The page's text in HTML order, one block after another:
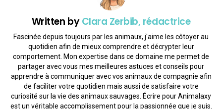
Written byClara Zerbib, rédactrice
Fascinée depuis toujours par les animaux, j'aime les côtoyer au
quotidien afin de mieux comprendre et décrypter leur
comportement. Mon expertise dans ce domaine me permet de
partager avec vous mes meilleures astuces et conseils pour
apprendre à communiquer avec vos animaux de compagnie afin
de faciliter votre quotidien mais aussi de satisfaire votre
curiosité sur la vie des animaux sauvages. Écrire pour Animalaxy
est un véritable accomplissement pour la passionnée que je suis.